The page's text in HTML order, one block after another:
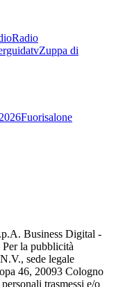
Radio
Zuppa di
Fuorisalone
Business Digital -
la pubblicità
sede legale
46, 20093 Cologno
trasmessi e/o